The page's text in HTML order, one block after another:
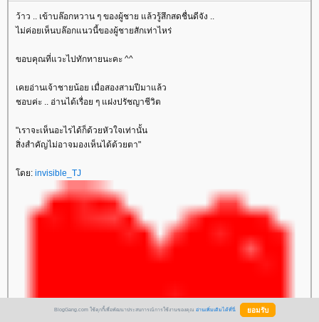
ว้าว .. เข้าบล๊อกหวาน ๆ ของผู้ชาย แล้วรู้สึกสดชื่นดีจัง ..
ไม่ค่อยเห็นบล๊อกแนวนี้ของผู้ชายสักเท่าไหร่
ขอบคุณที่แวะไปทักทายนะคะ ^^
เคยอ่านเจ้าชายน้อย เมื่อสองสามปีมาแล้ว
ชอบค่ะ .. อ่านได้เรื่อย ๆ แฝงปรัชญาชีวิต
"เราจะเห็นอะไรได้ก็ด้วยหัวใจเท่านั้น
สิ่งสำคัญไม่อาจมองเห็นได้ด้วยตา"
ดย: invisible_TJ
BlogGang.com ใช้คุกกี้เพื่อพัฒนาประสบการณ์การใช้งานของคุณ อ่านเพิ่มเติมได้ที่นี่